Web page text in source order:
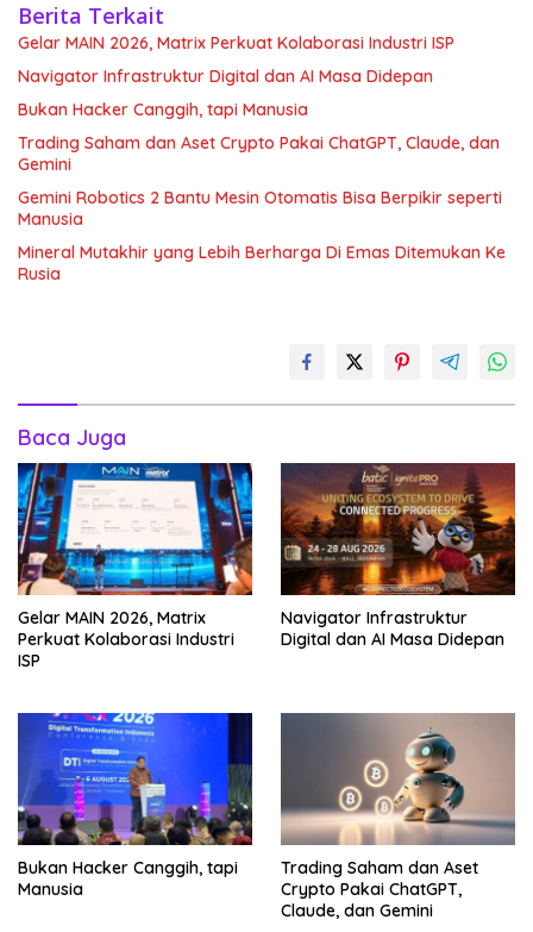
Berita Terkait
Gelar MAIN 2026, Matrix Perkuat Kolaborasi Industri ISP
Navigator Infrastruktur Digital dan AI Masa Didepan
Bukan Hacker Canggih, tapi Manusia
Trading Saham dan Aset Crypto Pakai ChatGPT, Claude, dan
Gemini
Gemini Robotics 2 Bantu Mesin Otomatis Bisa Berpikir seperti
Manusia
Mineral Mutakhir yang Lebih Berharga Di Emas Ditemukan Ke
Rusia
Baca Juga
Gelar MAIN 2026, Matrix
Perkuat Kolaborasi Industri
ISP
Navigator Infrastruktur
Digital dan AI Masa Didepan
Bukan Hacker Canggih, tapi
Manusia
Trading Saham dan Aset
Crypto Pakai ChatGPT,
Claude, dan Gemini